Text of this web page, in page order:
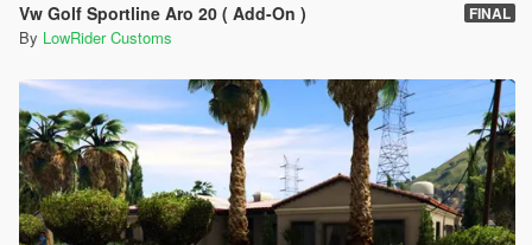
Vw Golf Sportline Aro 20 ( Add-On ) FINAL
By LowRider Customs